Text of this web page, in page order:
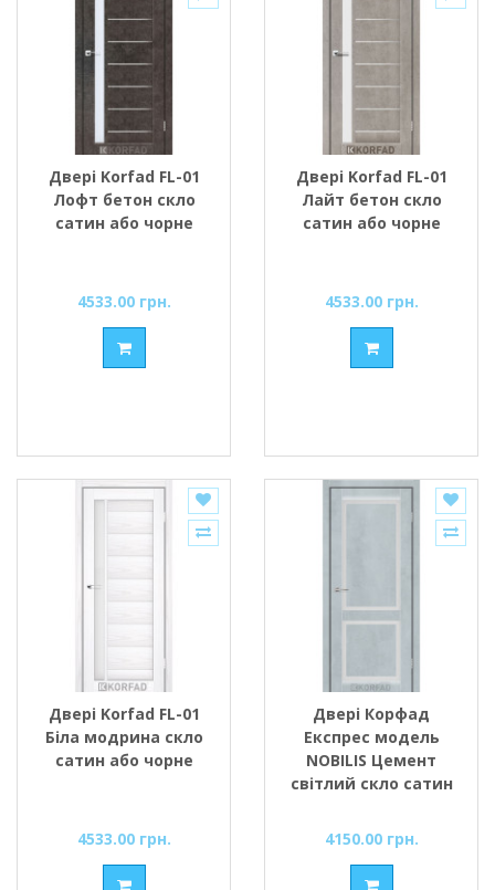
Двері Korfad FL-01
Лофт бетон скло
сатин або чорне
4533.00 грн.
Двері Korfad FL-01
Лайт бетон скло
сатин або чорне
4533.00 грн.
Двері Korfad FL-01
Біла модрина скло
сатин або чорне
4533.00 грн.
Двері Корфад
Експрес модель
NOBILIS Цемент
світлий скло сатин
4150.00 грн.